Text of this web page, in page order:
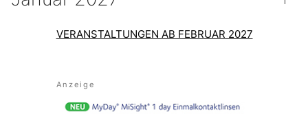
VERANSTALTUNGEN AB FEBRUAR 2027